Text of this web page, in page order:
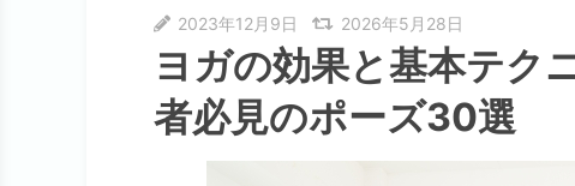
2023年12月9日 2026年5月28日
ヨガの効果と基本テク
者必見のポーズ30選